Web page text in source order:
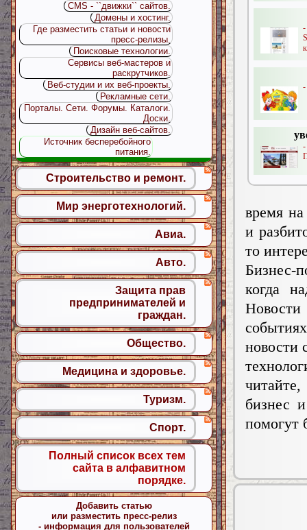
-
время
и
то
Бизнес-
когда
Новости
новости
читайте,
бизнес
помогут
CMS - ``движки`` сайтов.
Домены и хостинг.
Где разместить статьи и новости
пресс-релизы.
Поисковые технологии.
Сервисы веб-мастеров и
раскрутчиков.
Веб-студии и их веб-проекты.
Рекламные сети.
Порталы. Сети. Форумы. Каталоги.
Доски.
Дизайн веб-сайтов.
Источник бесперебойного
питания.
Строительство и ремонт.
Мир энерготехнологий.
Авиа.
Авто.
Защита прав
предпринимателей и
граждан.
Общество.
Медицина и здоровье.
Туризм.
Спорт.
Полный список всех тем
сайта в алфавитном
порядке.
Добавить статью
или разместить пресс-релиз
- информация для пользователей